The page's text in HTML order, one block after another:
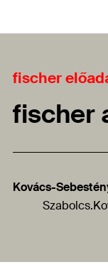
fischer
fischer
Kovács-